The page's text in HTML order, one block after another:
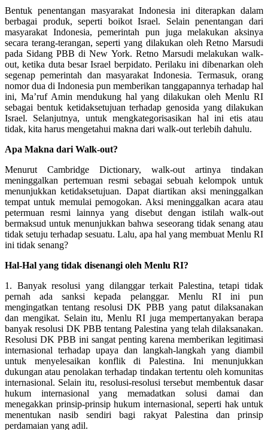
Bentuk penentangan masyarakat Indonesia ini diterapkan dalam
berbagai produk, seperti boikot Israel. Selain penentangan dari
masyarakat Indonesia, pemerintah pun juga melakukan aksinya
secara terang-terangan, seperti yang dilakukan oleh Retno Marsudi
pada Sidang PBB di New York. Retno Marsudi melakukan walk-
out, ketika duta besar Israel berpidato. Perilaku ini dibenarkan oleh
segenap pemerintah dan masyarakat Indonesia. Termasuk, orang
nomor dua di Indonesia pun memberikan tanggapannya terhadap hal
ini, Ma’ruf Amin mendukung hal yang dilakukan oleh Menlu RI
sebagai bentuk ketidaksetujuan terhadap genosida yang dilakukan
Israel. Selanjutnya, untuk mengkategorisasikan hal ini etis atau
tidak, kita harus mengetahui makna dari walk-out terlebih dahulu.
Apa Makna dari Walk-out?
Menurut Cambridge Dictionary, walk-out artinya tindakan
meninggalkan pertemuan resmi sebagai sebuah kelompok untuk
menunjukkan ketidaksetujuan. Dapat diartikan aksi meninggalkan
tempat untuk memulai pemogokan. Aksi meninggalkan acara atau
petermuan resmi lainnya yang disebut dengan istilah walk-out
bermaksud untuk menunjukkan bahwa seseorang tidak senang atau
tidak setuju terhadap sesuatu. Lalu, apa hal yang membuat Menlu RI
ini tidak senang?
Hal-Hal yang tidak disenangi oleh Menlu RI?
1. Banyak resolusi yang dilanggar terkait Palestina, tetapi tidak
pernah ada sanksi kepada pelanggar. Menlu RI ini pun
mengingatkan tentang resolusi DK PBB yang patut dilaksanakan
dan mengikat. Selain itu, Menlu RI juga mempertanyakan berapa
banyak resolusi DK PBB tentang Palestina yang telah dilaksanakan.
Resolusi DK PBB ini sangat penting karena memberikan legitimasi
internasional terhadap upaya dan langkah-langkah yang diambil
untuk menyelesaikan konflik di Palestina. Ini menunjukkan
dukungan atau penolakan terhadap tindakan tertentu oleh komunitas
internasional. Selain itu, resolusi-resolusi tersebut membentuk dasar
hukum internasional yang memadatkan solusi damai dan
menegakkan prinsip-prinsip hukum internasional, seperti hak untuk
menentukan nasib sendiri bagi rakyat Palestina dan prinsip
perdamaian yang adil.